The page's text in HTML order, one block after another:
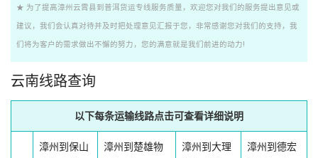
★ 为了提高漳州云霄县到普洱货运专线服务质量，欢迎您对我们的服务提出意见或
建议，我们会认真对待并及时把处理意见汇报于您，非常感谢您对我们的支持，我
们将为客户的需求做出不懈的努力，您的满意就是我们前进的动力!
云南线路查询
以下每条运输线路点击可查看详细说明
漳州到保山
漳州到楚雄物
漳州到大理
漳州到德宏